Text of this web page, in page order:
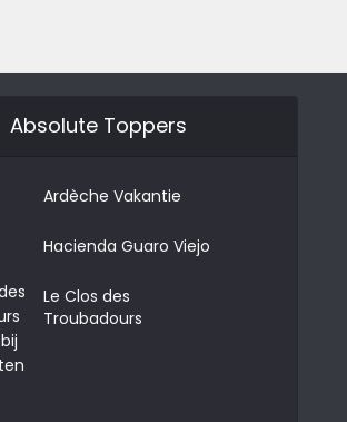
Absolute Toppers
Ardèche Vakantie
Hacienda Guaro Viejo
Le Clos des
Troubadours